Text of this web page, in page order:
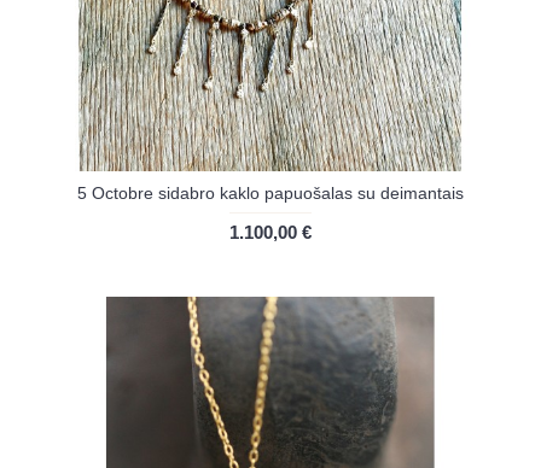
5 Octobre sidabro kaklo papuošalas su deimantais
1.100,00 €